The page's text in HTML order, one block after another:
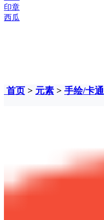
印章
西瓜
首页 > 元素 > 手绘/卡通